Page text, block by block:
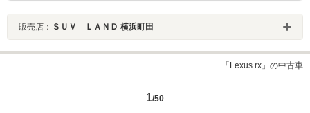
販売店： ＳＵＶ ＬＡＮＤ 横浜町田
「Lexus rx」の中古車
1/50